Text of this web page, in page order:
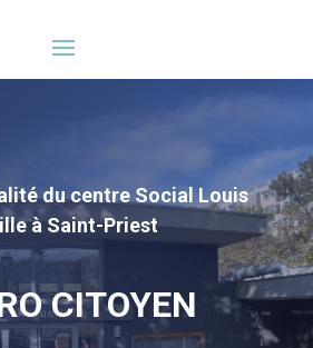
du centre Social Louis
à Saint-Priest
CITOYEN